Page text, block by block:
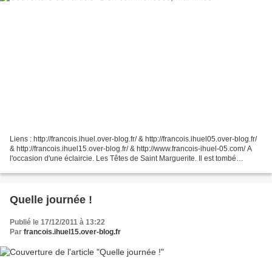
Liens : http://francois.ihuel.over-blog.fr/ & http://francois.ihuel05.over-blog.fr/
& http://francois.ihuel15.over-blog.fr/ & http://www.francois-ihuel-05.com/ A
l'occasion d'une éclaircie. Les Têtes de Saint Marguerite. Il est tombé
Quelle journée !
Publié le 17/12/2011 à 13:22
Par francois.ihuel15.over-blog.fr